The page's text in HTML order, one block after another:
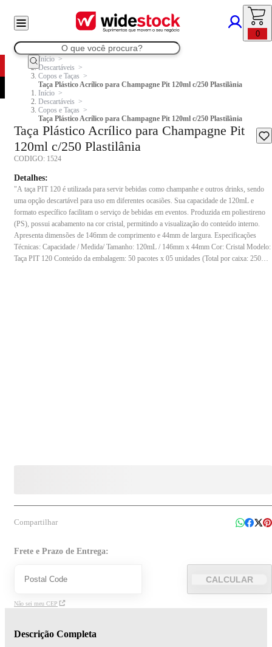
0
Início
Descartáveis
Copos e Taças
Taça Plástico Acrílico para Champagne Pit 120ml c/250 Plastilânia
Início
Descartáveis
Copos e Taças
Taça Plástico Acrílico para Champagne Pit 120ml c/250 Plastilânia
Taça Plástico Acrílico para Champagne Pit
120ml c/250 Plastilânia
CODIGO: 1524
Detalhes:
"A taça PIT 120 é utilizada para servir bebidas como champanhe e outros drinks, sendo
uma opção descartável para uso em diferentes ocasiões. Sua capacidade de 120mL e
formato específico facilitam o serviço de bebidas em eventos. Produzida em poliestireno
(PS), possui acabamento na cor cristal, permitindo a visualização do conteúdo interno.
Apresenta dimensões de 146mm de comprimento e 44mm de largura. Especificações
Técnicas: Capacidade / Medida/ Tamanho: 120mL / 146mm x 44mm Cor: Cristal Modelo:
Taça PIT 120 Conteúdo da embalagem: 50 pacotes x 05 unidades (Total por caixa: 250
Compartilhar
Frete e Prazo de Entrega:
CALCULAR
Não sei meu CEP
Descrição Completa